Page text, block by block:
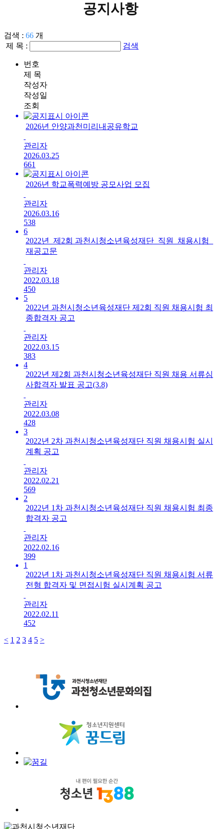
공지사항
검색 : 66 개
제 목 :
검색
번호
제 목
작성자
작성일
조회
2026년 안양과천미리내공유학교
관리자
2026.03.25
661
2026년 학교폭력예방 공모사업 모집
관리자
2026.03.16
538
6
2022년_제2회 과천시청소년육성재단_직원_채용시험_
재공고문
관리자
2022.03.18
450
5
2022년 과천시청소년육성재단 제2회 직원 채용시험 최
종합격자 공고
관리자
2022.03.15
383
4
2022년 제2회 과천시청소년육성재단 직원 채용 서류심
사합격자 발표 공고(3.8)
관리자
2022.03.08
428
3
2022년 2차 과천시청소년육성재단 직원 채용시험 실시
계획 공고
관리자
2022.02.21
569
2
2022년 1차 과천시청소년육성재단 직원 채용시험 최종
합격자 공고
관리자
2022.02.16
399
1
2022년 1차 과천시청소년육성재단 직원 채용시험 서류
전형 합격자 및 면접시험 실시계획 공고
관리자
2022.02.11
452
< 1 2 3 4 5 >